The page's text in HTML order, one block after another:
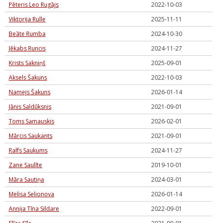
Pēteris Leo Rugājs
2022-10-03
Viktorija Rulle
2025-11-11
Beāte Rumba
2024-10-30
Jēkabs Runcis
2024-11-27
Krists Sakniņš
2025-09-01
Aksels Šakuns
2022-10-03
Namejs Šakuns
2026-01-14
Jānis Saldūksnis
2021-09-01
Toms Samauskis
2026-02-01
Mārcis Saukants
2021-09-01
Ralfs Saukums
2024-11-27
Zane Saulīte
2019-10-01
Māra Sautiņa
2024-03-01
Melisa Selionova
2026-01-14
Annija Tīna Sildare
2022-09-01